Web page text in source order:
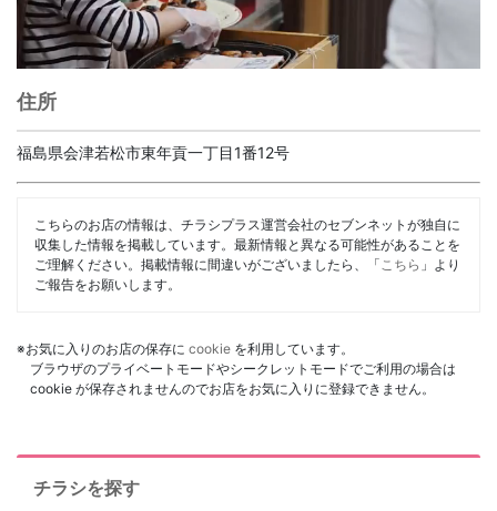
住所
福島県会津若松市東年貢一丁目1番12号
こちらのお店の情報は、チラシプラス運営会社のセブンネットが独自に
収集した情報を掲載しています。最新情報と異なる可能性があることを
ご理解ください。掲載情報に間違いがございましたら、「 こちら 」より
ご報告をお願いします。
※お気に入りのお店の保存に cookie を利用しています。
ブラウザのプライベートモードやシークレットモードでご利用の場合は
cookie が保存されませんのでお店をお気に入りに登録できません。
チラシを探す